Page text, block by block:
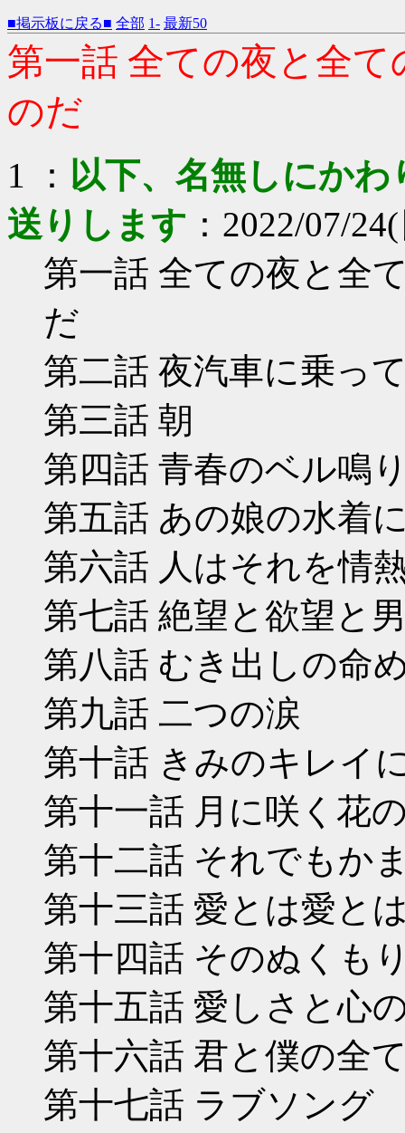
■掲示板に戻る■ 全部 1- 最新50
第一話 全ての夜と全
のだ
1 ： 以下、名無しにか
送りします ：2022/07/
第一話 全ての夜と全
だ
第二話 夜汽車に乗っ
第三話 朝
第四話 青春のベル鳴
第五話 あの娘の水着
第六話 人はそれを情
第七話 絶望と欲望と
第八話 むき出しの命
第九話 二つの涙
第十話 きみのキレイ
第十一話 月に咲く花
第十二話 それでもか
第十三話 愛とは愛と
第十四話 そのぬくも
第十五話 愛しさと心
第十六話 君と僕の全
第十七話 ラブソング